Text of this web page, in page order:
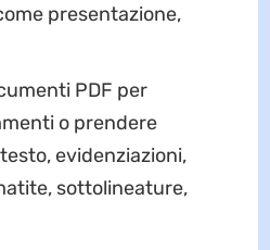
presentazione,
PDF per
o prendere
evidenziazioni,
sottolineature,